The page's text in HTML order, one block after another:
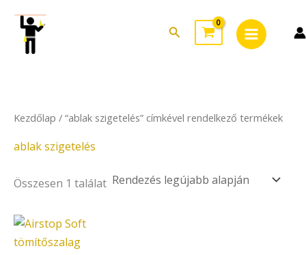
content
Search
Menu
Kezdőlap / “ablak szigetelés” címkével rendelkező termékek
ablak szigetelés
Összesen 1 találat